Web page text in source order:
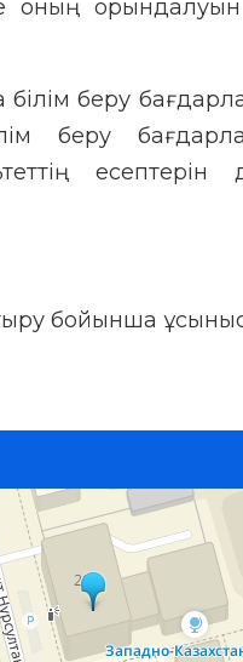
оның
білім беру
беру
есептерін
бойынша